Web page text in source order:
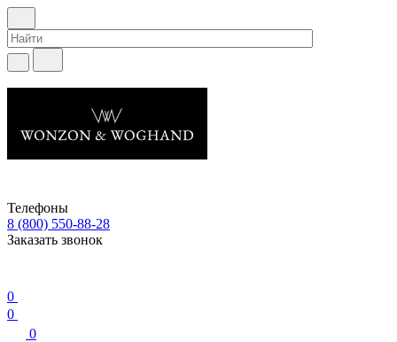
Телефоны
8 (800) 550-88-28
Заказать звонок
0
0
0